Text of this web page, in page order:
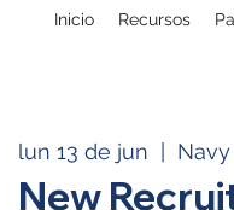
Inicio Recursos
lun 13 de jun
New